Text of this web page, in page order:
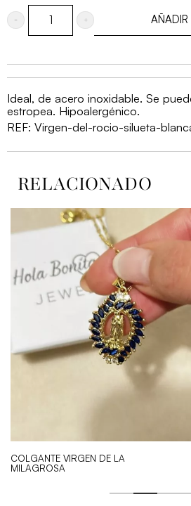
Virgen
Rocío
blanca
cantidad
Ideal, de acero inoxidable. Se
estropea. Hipoalergénico.
REF: Virgen-del-rocio-silueta-
RELACIONADO
COLGANTE VIRGEN DE LA
MILAGROSA